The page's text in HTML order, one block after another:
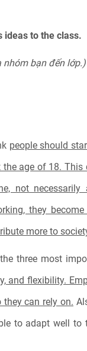
ideas to the class.
nhóm bạn đến lớp.)
people should
age of 18. This
not necessarily
they
more to
three most
and flexibility.
can rely on.
to adapt well to